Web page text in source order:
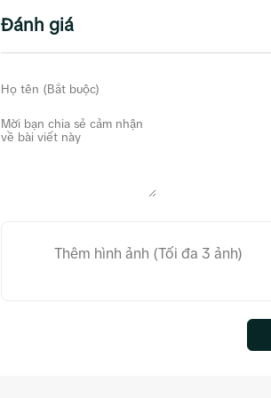
Đánh giá
Thêm hình ảnh (Tối đa 3 ảnh)